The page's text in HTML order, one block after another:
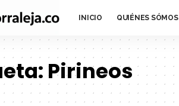
INICIO QUIÉNES SÓMOS
Pirineos